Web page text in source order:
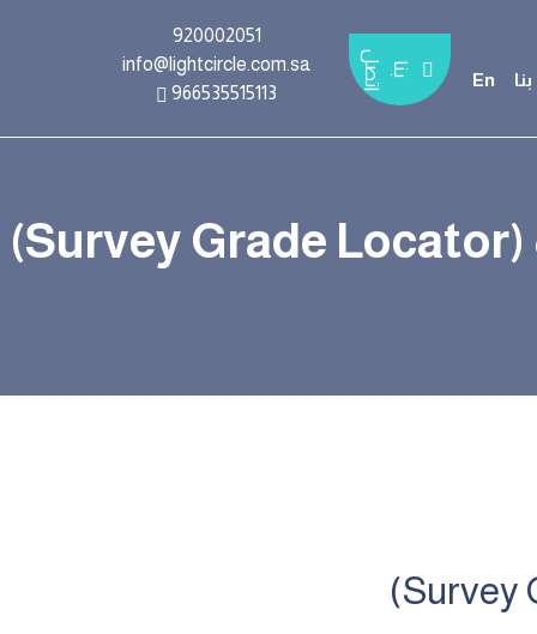
En ا
ت ص ل
ب
ن ا
920002051
info@lightcircle.com.sa
966535515113